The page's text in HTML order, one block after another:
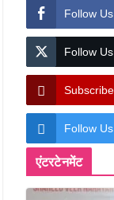
Follow
Follow
Follow
एंटरटेनमेंट